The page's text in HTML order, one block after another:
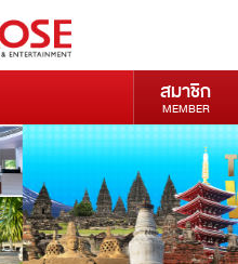
สมาชิก
MEMBER